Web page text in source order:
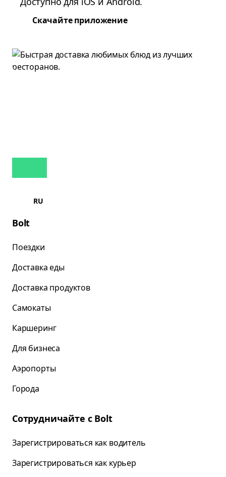
Скачайте приложение
RU
Bolt
Поездки
Доставка еды
Доставка продуктов
Самокаты
Каршеринг
Для бизнеса
Аэропорты
Города
Сотрудничайте с Bolt
Зарегистрироваться как водитель
Зарегистрироваться как курьер